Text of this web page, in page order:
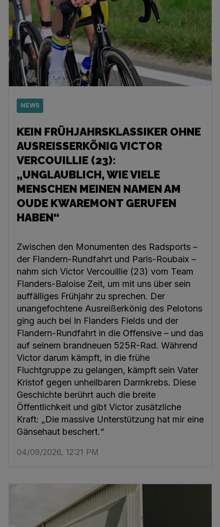
NEWS
KEIN FRÜHJAHRSKLASSIKER OHNE
AUSREISSERKÖNIG VICTOR V
ERCOUILLIE (23):
„UNGLAUBLICH, WIE VIELE M
ENSCHEN MEINEN NAMEN AM O
UDE KWAREMONT GERUFEN H
ABEN“
Zwischen den Monumenten des Radsports –
der Flandern-Rundfahrt und Paris-Roubaix –
nahm sich Victor Vercouillie (23) vom Team
Flanders-Baloise Zeit, um mit uns über sein
auffälliges Frühjahr zu sprechen. Der
unangefochtene Ausreißerkönig des Pelotons
ging auch bei In Flanders Fields und der
Flandern-Rundfahrt in die Offensive – und das
auf seinem brandneuen 525R-Rad. Während
Victor darum kämpft, in die frühe
Fluchtgruppe zu gelangen, kämpft sein Vater
Kristof gegen unheilbaren Darmkrebs. Diese
Geschichte berührt auch die breite
Öffentlichkeit und gibt Victor zusätzliche
Kraft: „Die massive Unterstützung hat mir eine
Gänsehaut beschert.“
04/09/2026, 12:21 PM